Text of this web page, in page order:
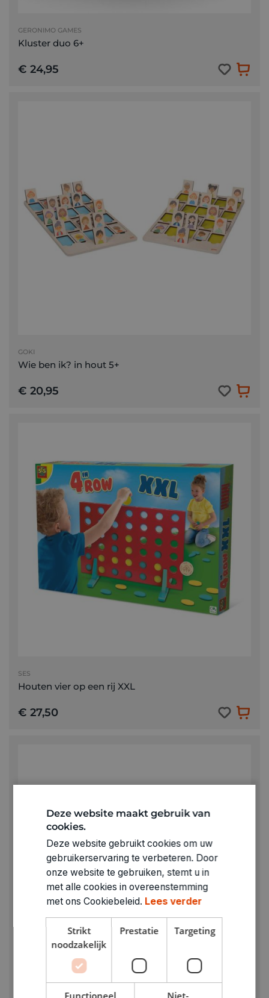
GERONIMO GAMES
Kluster duo 6+
€ 24,95
GOKI
Wie ben ik? in hout 5+
€ 20,95
SES
Houten vier op een rij XXL
€ 27,50
Deze website maakt gebruik van
cookies.
Deze website gebruikt cookies om uw
gebruikerservaring te verbeteren. Door
onze website te gebruiken, stemt u in
met alle cookies in overeenstemming
met ons Cookiebeleid. Lees verder
Strikt
noodzakelijk
Prestatie Targeting
Functioneel Niet-